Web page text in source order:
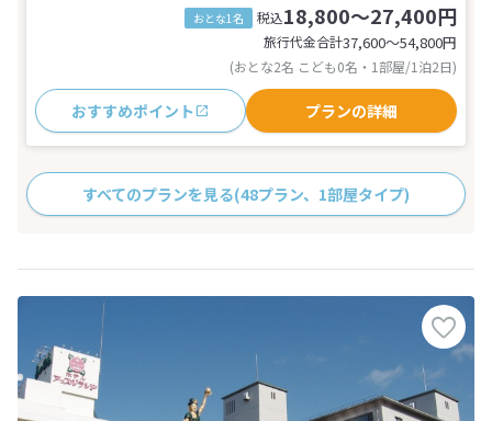
おとな1名 税込18,800～27,400円
旅行代金合計37,600〜54,800円
(おとな2名 こども0名・1部屋/1泊2日)
おすすめポイント プランの詳細
すべてのプランを見る(48プラン、1部屋タイプ)